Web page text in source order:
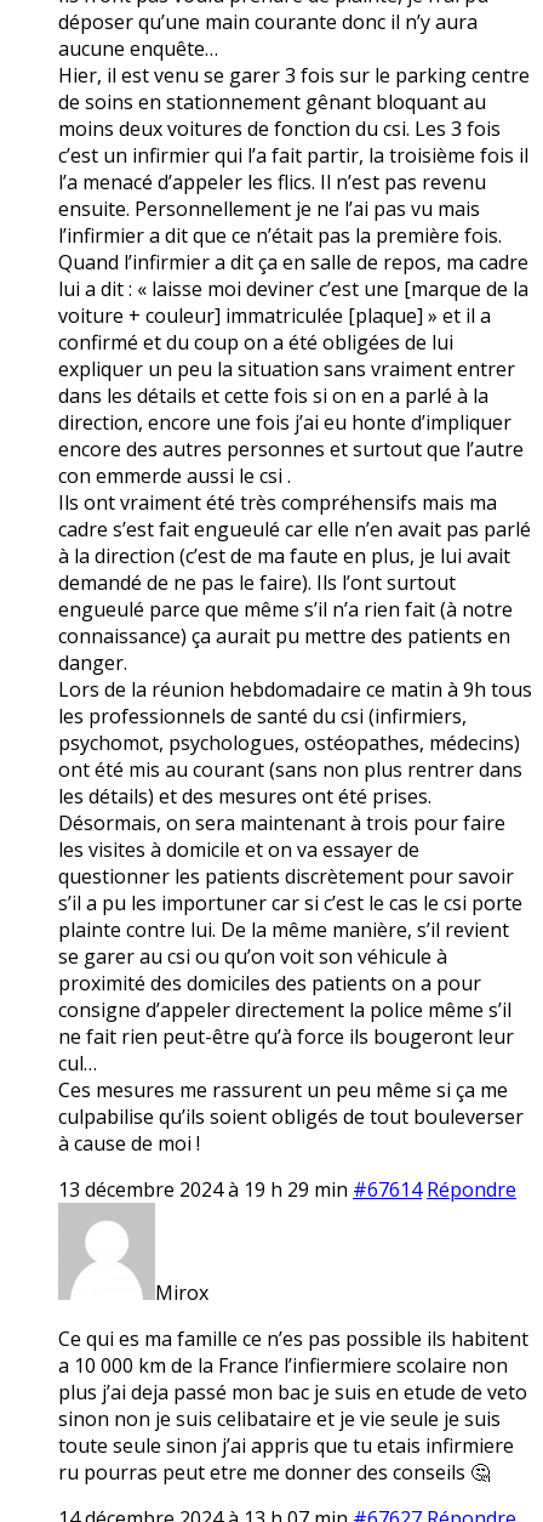
déposer qu’une main courante donc il n’y aura
aucune enquête…
Hier, il est venu se garer 3 fois sur le parking centre
de soins en stationnement gênant bloquant au
moins deux voitures de fonction du csi. Les 3 fois
c’est un infirmier qui l’a fait partir, la troisième fois il
l’a menacé d’appeler les flics. Il n’est pas revenu
ensuite. Personnellement je ne l’ai pas vu mais
l’infirmier a dit que ce n’était pas la première fois.
Quand l’infirmier a dit ça en salle de repos, ma cadre
lui a dit : « laisse moi deviner c’est une [marque de la
voiture + couleur] immatriculée [plaque] » et il a
confirmé et du coup on a été obligées de lui
expliquer un peu la situation sans vraiment entrer
dans les détails et cette fois si on en a parlé à la
direction, encore une fois j’ai eu honte d’impliquer
encore des autres personnes et surtout que l’autre
con emmerde aussi le csi .
Ils ont vraiment été très compréhensifs mais ma
cadre s’est fait engueulé car elle n’en avait pas parlé
à la direction (c’est de ma faute en plus, je lui avait
demandé de ne pas le faire). Ils l’ont surtout
engueulé parce que même s’il n’a rien fait (à notre
connaissance) ça aurait pu mettre des patients en
danger.
Lors de la réunion hebdomadaire ce matin à 9h tous
les professionnels de santé du csi (infirmiers,
psychomot, psychologues, ostéopathes, médecins)
ont été mis au courant (sans non plus rentrer dans
les détails) et des mesures ont été prises.
Désormais, on sera maintenant à trois pour faire
les visites à domicile et on va essayer de
questionner les patients discrètement pour savoir
s’il a pu les importuner car si c’est le cas le csi porte
plainte contre lui. De la même manière, s’il revient
se garer au csi ou qu’on voit son véhicule à
proximité des domiciles des patients on a pour
consigne d’appeler directement la police même s’il
ne fait rien peut-être qu’à force ils bougeront leur
cul…
Ces mesures me rassurent un peu même si ça me
culpabilise qu’ils soient obligés de tout bouleverser
à cause de moi !
13 décembre 2024 à 19 h 29 min #67614 Répondre
Mirox
Ce qui es ma famille ce n’es pas possible ils habitent
a 10 000 km de la France l’infiermiere scolaire non
plus j’ai deja passé mon bac je suis en etude de veto
sinon non je suis celibataire et je vie seule je suis
toute seule sinon j’ai appris que tu etais infirmiere
ru pourras peut etre me donner des conseils 🤔